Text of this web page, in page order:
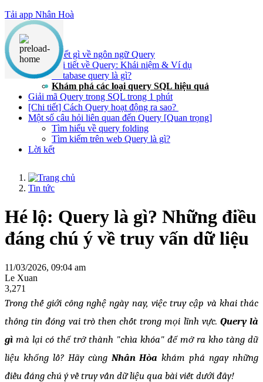
Tải app Nhân Hoà
Nội dung chính
Bạn đã biết gì về ngôn ngữ Query
Chi tiết về Query: Khái niệm & Ví dụ
Database query là gì?
Khám phá các loại query SQL hiệu quả
Giải mã Query trong SQL trong 1 phút
[Chi tiết] Cách Query hoạt động ra sao?
Một số câu hỏi liên quan đến Query [Quan trọng]
Tìm hiểu về query folding
Tìm kiếm trên web Query là gì?
Lời kết
Tin tức
Hé lộ: Query là gì? Những điều
đáng chú ý về truy vấn dữ liệu
11/03/2026, 09:04 am
Le Xuan
3,271
Trong thế giới công nghệ ngày nay, việc truy cập và khai thác
thông tin đóng vai trò then chốt trong mọi lĩnh vực. Query là
gì mà lại có thể trở thành "chìa khóa" để mở ra kho tàng dữ
liệu khổng lồ? Hãy cùng Nhân Hòa khám phá ngay những
điều đáng chú ý về truy vấn dữ liệu qua bài viết dưới đây!